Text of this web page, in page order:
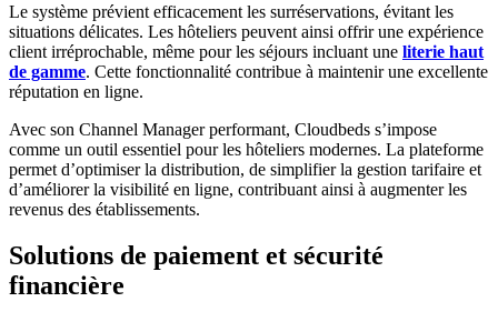
Le système prévient efficacement les surréservations, évitant les
situations délicates. Les hôteliers peuvent ainsi offrir une expérience
client irréprochable, même pour les séjours incluant une literie haut
de gamme. Cette fonctionnalité contribue à maintenir une excellente
réputation en ligne.
Avec son Channel Manager performant, Cloudbeds s’impose
comme un outil essentiel pour les hôteliers modernes. La plateforme
permet d’optimiser la distribution, de simplifier la gestion tarifaire et
d’améliorer la visibilité en ligne, contribuant ainsi à augmenter les
revenus des établissements.
Solutions de paiement et sécurité
financière